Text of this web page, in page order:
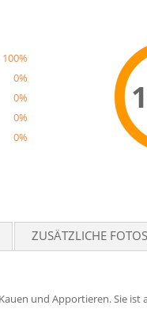
100%
0%
0%
0%
0%
ZUSÄTZLICHE FOTOS
und Apportieren. Sie